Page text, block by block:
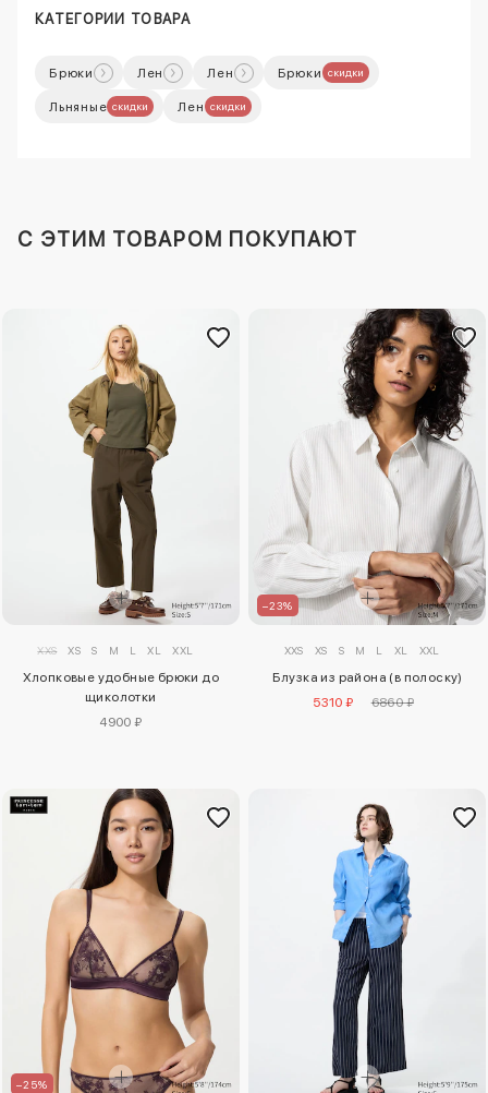
КАТЕГОРИИ ТОВАРА
Брюки Лен Лен Брюки скидки
Льняные скидки Лен скидки
C ЭТИМ ТОВАРОМ ПОКУПАЮТ
XXS XS S M L XL XXL
Хлопковые удобные брюки до
щиколотки
4900 ₽
–23%
XXS XS S M L XL XXL
Блузка из района (в полоску)
5310 ₽
6860 ₽
–25%